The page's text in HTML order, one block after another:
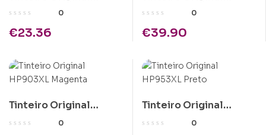
HP303 Tricolor
0
€23.36
HP62XL Tricolor
0
€39.90
Tinteiro Original
HP903XL Magenta
0
Tinteiro Original
HP953XL Preto
0